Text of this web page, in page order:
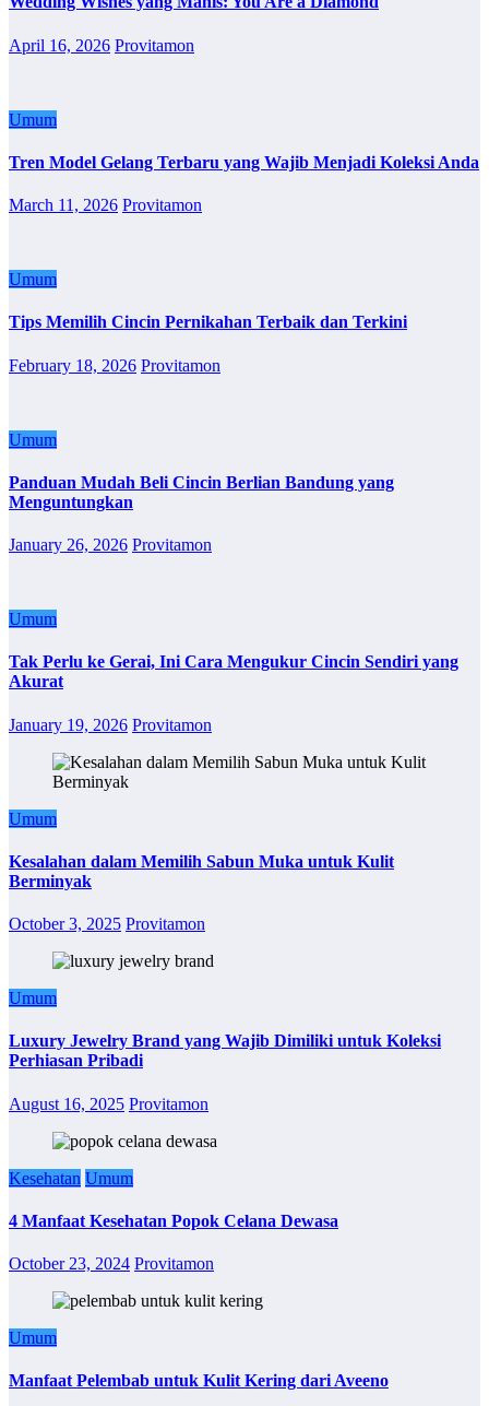
April 16, 2026 Provitamon
Umum
Tren Model Gelang Terbaru yang Wajib Menjadi Koleksi Anda
March 11, 2026 Provitamon
Umum
Tips Memilih Cincin Pernikahan Terbaik dan Terkini
February 18, 2026 Provitamon
Umum
Panduan Mudah Beli Cincin Berlian Bandung yang
Menguntungkan
January 26, 2026 Provitamon
Umum
Tak Perlu ke Gerai, Ini Cara Mengukur Cincin Sendiri yang
Akurat
January 19, 2026 Provitamon
Umum
Kesalahan dalam Memilih Sabun Muka untuk Kulit
Berminyak
October 3, 2025 Provitamon
Umum
Luxury Jewelry Brand yang Wajib Dimiliki untuk Koleksi
Perhiasan Pribadi
August 16, 2025 Provitamon
Kesehatan Umum
4 Manfaat Kesehatan Popok Celana Dewasa
October 23, 2024 Provitamon
Umum
Manfaat Pelembab untuk Kulit Kering dari Aveeno